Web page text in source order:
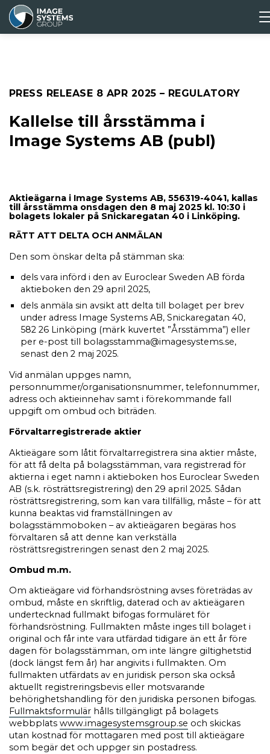
Media
Kallelse till årsstämma i
Image Systems AB (publ)
PRESS RELEASE 8 APR 2025 – REGULATORY
Aktieägarna i Image Systems AB, 556319-4041, kallas
till årsstämma onsdagen den 8 maj 2025 kl. 10:30 i
bolagets lokaler på Snickaregatan 40 i Linköping.
RÄTT ATT DELTA OCH ANMÄLAN
Den som önskar delta på stämman ska:
dels vara införd i den av Euroclear Sweden AB förda
aktieboken den 29 april 2025,
dels anmäla sin avsikt att delta till bolaget per brev
under adress Image Systems AB, Snickaregatan 40,
582 26 Linköping (märk kuvertet ”Årsstämma”) eller
per e-post till bolagsstamma@imagesystems.se,
senast den 2 maj 2025.
Vid anmälan uppges namn,
personnummer/organisationsnummer, telefonnummer,
adress och aktieinnehav samt i förekommande fall
uppgift om ombud och biträden.
Förvaltarregistrerade aktier
Aktieägare som låtit förvaltarregistrera sina aktier måste,
för att få delta på bolagsstämman, vara registrerad för
aktierna i eget namn i aktieboken hos Euroclear Sweden
AB (s.k. rösträttsregistrering) den 29 april 2025. Sådan
rösträttsregistrering, som kan vara tillfällig, måste – för att
kunna beaktas vid framställningen av
bolagsstämmoboken – av aktieägaren begäras hos
förvaltaren så att denne kan verkställa
rösträttsregistreringen senast den 2 maj 2025.
Ombud m.m.
Om aktieägare vid förhandsröstning avses företrädas av
ombud, måste en skriftlig, daterad och av aktieägaren
undertecknad fullmakt bifogas formuläret för
förhandsröstning. Fullmakten måste inges till bolaget i
original och får inte vara utfärdad tidigare än ett år före
dagen för bolagsstämman, om inte längre giltighetstid
(dock längst fem år) har angivits i fullmakten. Om
fullmakten utfärdats av en juridisk person ska också
aktuellt registreringsbevis eller motsvarande
behörighetshandling för den juridiska personen bifogas.
Fullmaktsformulär hålls tillgängligt på bolagets
webbplats www.imagesystemsgroup.se och skickas
utan kostnad för mottagaren med post till aktieägare
som begär det och uppger sin postadress.